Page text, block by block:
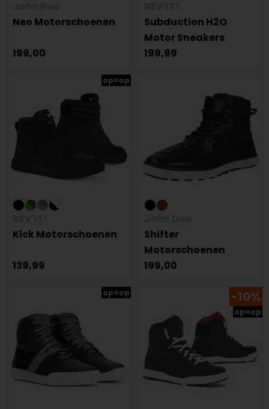
Neo Motorschoenen
199,00
Subduction H2O
Motor Sneakers
199,99
op=op
Kick Motorschoenen
139,99
Shifter
Motorschoenen
199,00
op=op -10%
op=op